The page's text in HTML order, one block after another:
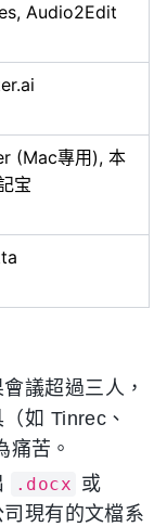
Audio2Edit
(Mac專用), 本
宝
會議超過三人，
如 Tinrec、
痛苦。
.docx 或
現有的文檔系